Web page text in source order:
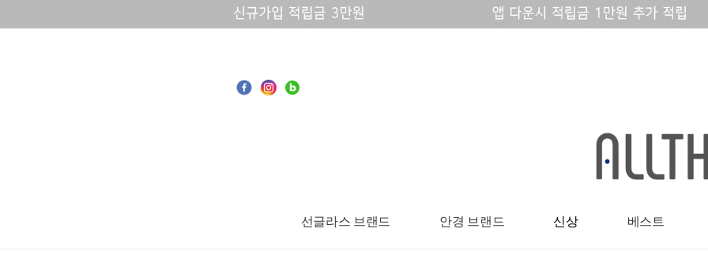
선글라스 브랜드 안경 브랜드 신상 베스트